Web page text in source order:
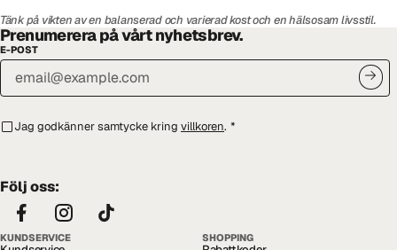
Tänk på vikten av en balanserad och varierad kost och en hälsosam livsstil.
Prenumerera på vårt nyhetsbrev.
E-POST
Jag godkänner samtycke kring villkoren. *
Följ oss:
KUNDSERVICE SHOPPING